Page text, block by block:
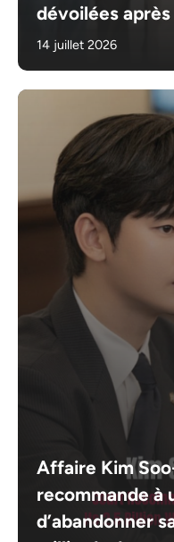
dévoilées après
14 juillet 2026
Affaire Kim
recommande à
d’abandonner